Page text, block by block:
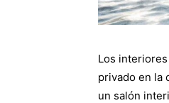
Los
privado en la
un salón